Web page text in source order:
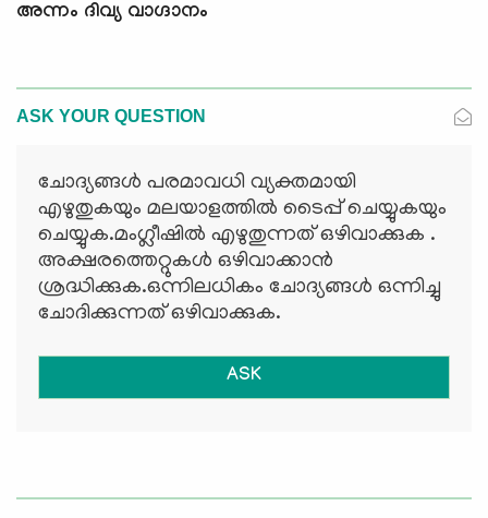
അന്നം ദിവ്യ വാഗ്ദാനം
ASK YOUR QUESTION
ചോദ്യങ്ങള്‍ പരമാവധി വ്യക്തമായി
എഴുതുകയും മലയാളത്തില്‍ ടൈപ്പ് ചെയ്യുകയും
ചെയ്യുക.മംഗ്ലീഷില്‍ എഴുതുന്നത് ഒഴിവാക്കുക .
അക്ഷരത്തെറ്റുകള്‍ ഒഴിവാക്കാന്‍
ശ്രദ്ധിക്കുക.ഒന്നിലധികം ചോദ്യങ്ങള്‍ ഒന്നിച്ചു
ചോദിക്കുന്നത് ഒഴിവാക്കുക.
ASK